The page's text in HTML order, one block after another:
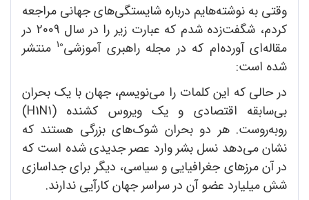
وقتی به نوشته‌هایم درباره شایستگی‌های جهانی مراجعه
کردم، شگفت‌زده شدم که عبارت زیر را در سال 2009 در
مقاله‌ای آورده‌ام که در مجله راهبری آموزشی10منتشر
شده است:
در حالی که این کلمات را می‌نویسم، جهان با یک بحران
بی‌سابقه اقتصادی و یک ویروس کشنده (H1N1)
روبه‌روست. هر دو بحران شوک‌های بزرگی هستند که
نشان می‌دهد نسل بشر وارد عصر جدیدی شده است که
در آن مرزهای جغرافیایی و سیاسی، دیگر برای جداسازی
شش میلیارد عضو آن در سراسر جهان کارآیی ندارند.